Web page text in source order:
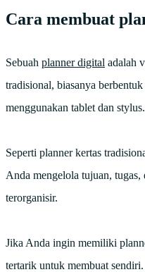
Cara membuat
Sebuah planner digital adalah
tradisional, biasanya
menggunakan tablet dan stylus.
Seperti planner kertas
Anda mengelola tujuan,
terorganisir.
Jika Anda ingin memiliki
tertarik untuk membuat